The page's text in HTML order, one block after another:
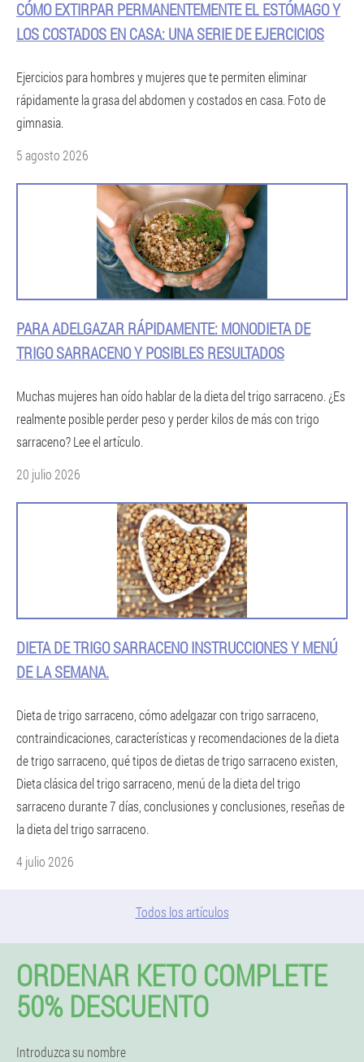
CÓMO EXTIRPAR PERMANENTEMENTE EL ESTÓMAGO Y
LOS COSTADOS EN CASA: UNA SERIE DE EJERCICIOS
Ejercicios para hombres y mujeres que te permiten eliminar
rápidamente la grasa del abdomen y costados en casa. Foto de
gimnasia.
5 agosto 2026
PARA ADELGAZAR RÁPIDAMENTE: MONODIETA DE
TRIGO SARRACENO Y POSIBLES RESULTADOS
Muchas mujeres han oído hablar de la dieta del trigo sarraceno. ¿Es
realmente posible perder peso y perder kilos de más con trigo
sarraceno? Lee el artículo.
20 julio 2026
DIETA DE TRIGO SARRACENO INSTRUCCIONES Y MENÚ
DE LA SEMANA.
Dieta de trigo sarraceno, cómo adelgazar con trigo sarraceno,
contraindicaciones, características y recomendaciones de la dieta
de trigo sarraceno, qué tipos de dietas de trigo sarraceno existen,
Dieta clásica del trigo sarraceno, menú de la dieta del trigo
sarraceno durante 7 días, conclusiones y conclusiones, reseñas de
la dieta del trigo sarraceno.
4 julio 2026
Todos los artículos
ORDENAR KETO COMPLETE
50% DESCUENTO
Introduzca su nombre